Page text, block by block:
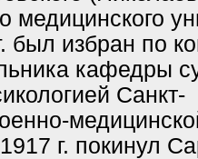
медицинского
был избран по
кафедры
Санкт-
г. покинул